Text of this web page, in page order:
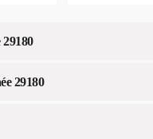
29180